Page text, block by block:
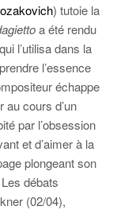
) tutoie la
a été rendu
l’utilisa dans la
l’essence
échappe
au cours d’un
par l’obsession
et d’aimer à la
plongeant son
débats
(02/04),